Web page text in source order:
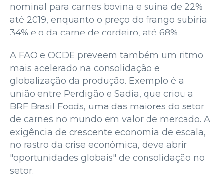
nominal para carnes bovina e suína de 22%
até 2019, enquanto o preço do frango subiria
34% e o da carne de cordeiro, até 68%.
A FAO e OCDE preveem também um ritmo
mais acelerado na consolidação e
globalização da produção. Exemplo é a
união entre Perdigão e Sadia, que criou a
BRF Brasil Foods, uma das maiores do setor
de carnes no mundo em valor de mercado. A
exigência de crescente economia de escala,
no rastro da crise econômica, deve abrir
"oportunidades globais" de consolidação no
setor.